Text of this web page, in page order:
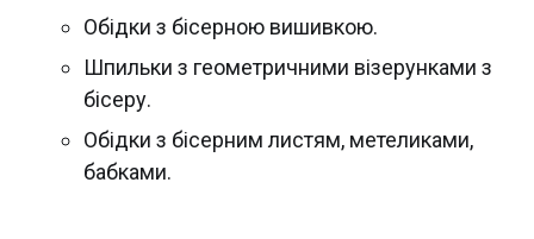
Обідки з бісерною вишивкою.
Шпильки з геометричними візерунками з
бісеру.
Обідки з бісерним листям, метеликами,
бабками.